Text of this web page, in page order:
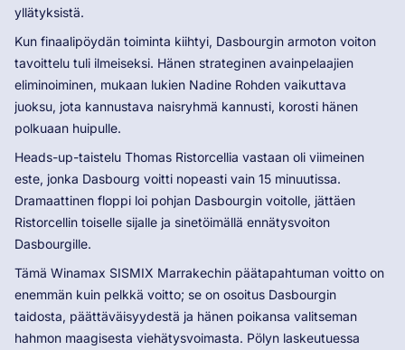
yllätyksistä.
Kun finaalipöydän toiminta kiihtyi, Dasbourgin armoton voiton
tavoittelu tuli ilmeiseksi. Hänen strateginen avainpelaajien
eliminoiminen, mukaan lukien Nadine Rohden vaikuttava
juoksu, jota kannustava naisryhmä kannusti, korosti hänen
polkuaan huipulle.
Heads-up-taistelu Thomas Ristorcellia vastaan ​​oli viimeinen
este, jonka Dasbourg voitti nopeasti vain 15 minuutissa.
Dramaattinen floppi loi pohjan Dasbourgin voitolle, jättäen
Ristorcellin toiselle sijalle ja sinetöimällä ennätysvoiton
Dasbourgille.
Tämä Winamax SISMIX Marrakechin päätapahtuman voitto on
enemmän kuin pelkkä voitto; se on osoitus Dasbourgin
taidosta, päättäväisyydestä ja hänen poikansa valitseman
hahmon maagisesta viehätysvoimasta. Pölyn laskeutuessa